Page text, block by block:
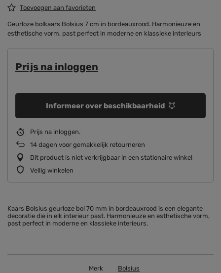
Toevoegen aan favorieten
Geurloze bolkaars Bolsius 7 cm in bordeauxrood. Harmonieuze en
esthetische vorm, past perfect in moderne en klassieke interieurs
Prijs na inloggen
Informeer over beschikbaarheid
Prijs na inloggen
14 dagen voor gemakkelijk retourneren
Dit product is niet verkrijgbaar in een stationaire winkel
Veilig winkelen
Kaars Bolsius geurloze bol 70 mm in bordeauxrood is een elegante
decoratie die in elk interieur past. Harmonieuze en esthetische vorm,
past perfect in moderne en klassieke interieurs.
Merk Bolsius